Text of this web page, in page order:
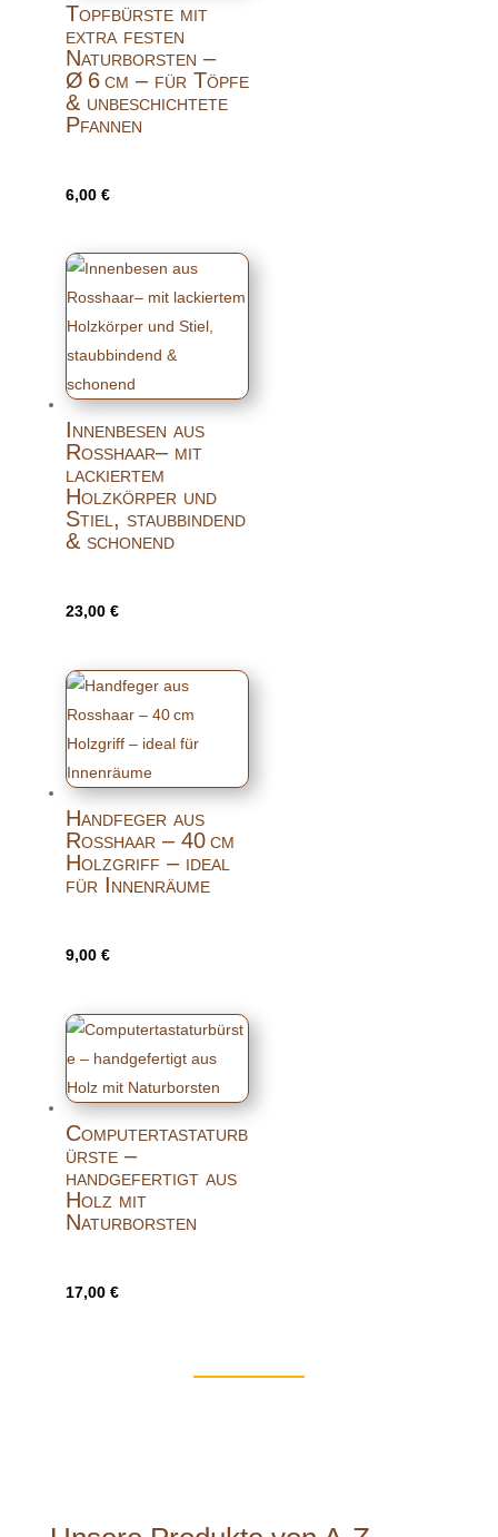
Topfbürste mit
extra festen
Naturborsten –
Ø 6 cm – für Töpfe
& unbeschichtete
Pfannen
6,00 €
Innenbesen aus
Rosshaar– mit
lackiertem
Holzkörper und
Stiel, staubbindend
& schonend
23,00 €
Handfeger aus
Rosshaar – 40 cm
Holzgriff – ideal
für Innenräume
9,00 €
Computertastaturb
ürste –
handgefertigt aus
Holz mit
Naturborsten
17,00 €